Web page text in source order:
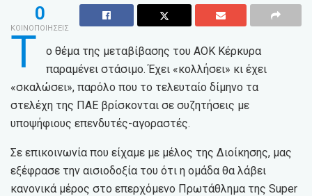
0
ΚΟΙΝΟΠΟΙΗΣΕΙΣ
Τ
ο θέμα της μεταβίβασης του ΑΟΚ Κέρκυρα
παραμένει στάσιμο. Έχει «κολλήσει» κι έχει
«σκαλώσει», παρόλο που το τελευταίο δίμηνο τα
στελέχη της ΠΑΕ βρίσκονται σε συζητήσεις με
υποψήφιους επενδυτές-αγοραστές.
Σε επικοινωνία που είχαμε με μέλος της Διοίκησης, μας
εξέφρασε την αισιοδοξία του ότι η ομάδα θα λάβει
κανονικά μέρος στο επερχόμενο Πρωτάθλημα της Super